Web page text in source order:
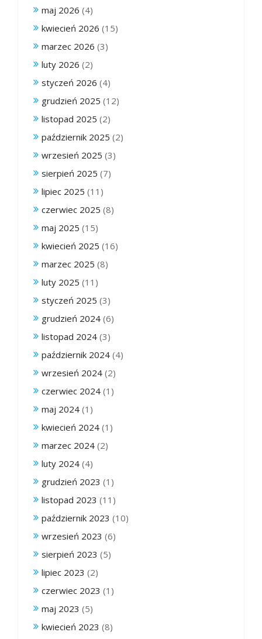
maj 2026 (4)
kwiecień 2026 (15)
marzec 2026 (3)
luty 2026 (2)
styczeń 2026 (4)
grudzień 2025 (12)
listopad 2025 (2)
październik 2025 (2)
wrzesień 2025 (3)
sierpień 2025 (7)
lipiec 2025 (11)
czerwiec 2025 (8)
maj 2025 (15)
kwiecień 2025 (16)
marzec 2025 (8)
luty 2025 (11)
styczeń 2025 (3)
grudzień 2024 (6)
listopad 2024 (3)
październik 2024 (4)
wrzesień 2024 (2)
czerwiec 2024 (1)
maj 2024 (1)
kwiecień 2024 (1)
marzec 2024 (2)
luty 2024 (4)
grudzień 2023 (1)
listopad 2023 (11)
październik 2023 (10)
wrzesień 2023 (6)
sierpień 2023 (5)
lipiec 2023 (2)
czerwiec 2023 (1)
maj 2023 (5)
kwiecień 2023 (8)